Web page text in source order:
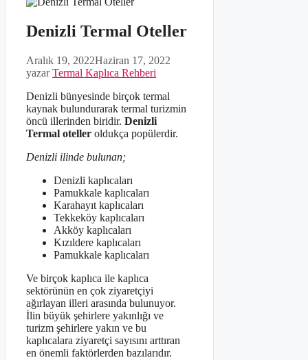
Denizli Termal Oteller
Aralık 19, 2022Haziran 17, 2022
yazarTermal Kaplıca Rehberi
Denizli bünyesinde birçok termal
kaynak bulundurarak termal turizmin
öncü illerinden biridir. Denizli
Termal oteller oldukça popülerdir.
Denizli ilinde bulunan;
Denizli kaplıcaları
Pamukkale kaplıcaları
Karahayıt kaplıcaları
Tekkeköy kaplıcaları
Akköy kaplıcaları
Kızıldere kaplıcaları
Pamukkale kaplıcaları
Ve birçok kaplıca ile kaplıca
sektörünün en çok ziyaretçiyi
ağırlayan illeri arasında bulunuyor.
İlin büyük şehirlere yakınlığı ve
turizm şehirlere yakın ve bu
kaplıcalara ziyaretçi sayısını arttıran
en önemli faktörlerden bazılarıdır.